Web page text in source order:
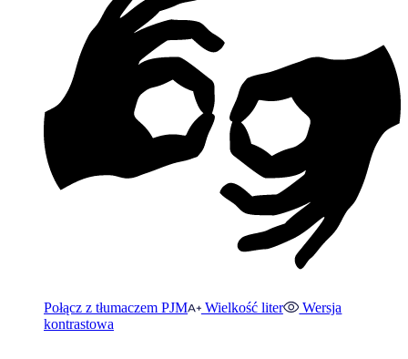
Połącz z tłumaczem PJM Wielkość liter
Wersja
kontrastowa